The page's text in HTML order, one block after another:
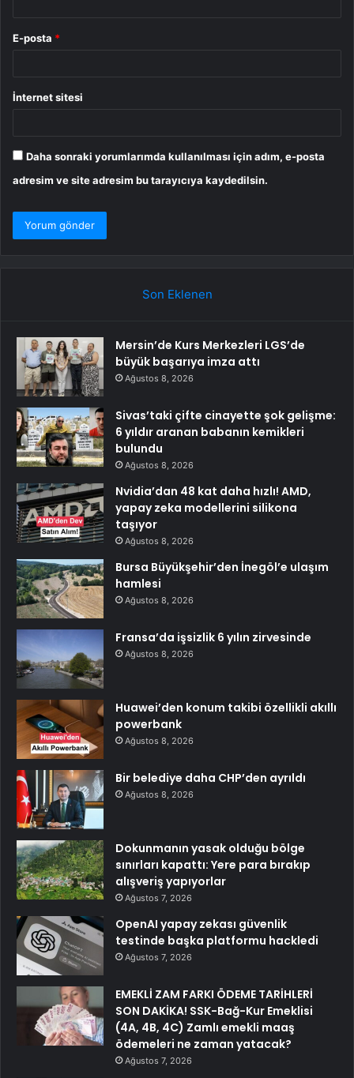
E-posta *
İnternet sitesi
Daha sonraki yorumlarımda kullanılması için adım, e-posta
adresim ve site adresim bu tarayıcıya kaydedilsin.
Son Eklenen
Mersin’de Kurs Merkezleri LGS’de
büyük başarıya imza attı
Ağustos 8, 2026
Sivas’taki çifte cinayette şok gelişme:
6 yıldır aranan babanın kemikleri
bulundu
Ağustos 8, 2026
Nvidia’dan 48 kat daha hızlı! AMD,
yapay zeka modellerini silikona
taşıyor
Ağustos 8, 2026
Bursa Büyükşehir’den İnegöl’e ulaşım
hamlesi
Ağustos 8, 2026
Fransa’da işsizlik 6 yılın zirvesinde
Ağustos 8, 2026
Huawei’den konum takibi özellikli akıllı
powerbank
Ağustos 8, 2026
Bir belediye daha CHP’den ayrıldı
Ağustos 8, 2026
Dokunmanın yasak olduğu bölge
sınırları kapattı: Yere para bırakıp
alışveriş yapıyorlar
Ağustos 7, 2026
OpenAI yapay zekası güvenlik
testinde başka platformu hackledi
Ağustos 7, 2026
EMEKLİ ZAM FARKI ÖDEME TARİHLERİ
SON DAKİKA! SSK-Bağ-Kur Emeklisi
(4A, 4B, 4C) Zamlı emekli maaş
ödemeleri ne zaman yatacak?
Ağustos 7, 2026